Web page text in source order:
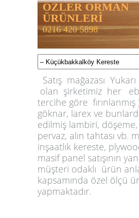
ÖZLER ORMAN
ÜRÜNLERİ
0216 420 5898
Satış mağazası
olan şirketimiz her
tercihe göre
göknar, larex ve
edilmiş lambiri,
pervaz, alın tahtası vb.
inşaatlık kereste,
masif panel satışının
müşteri odaklı ürün
kapsamında özel ölçü
yapmaktadır.